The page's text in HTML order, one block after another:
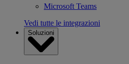
Microsoft Teams
Vedi tutte le integrazioni
Soluzioni